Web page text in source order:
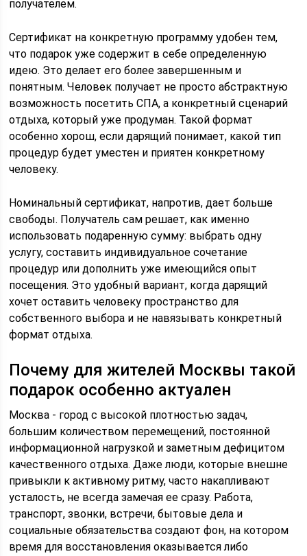
получателем.
Сертификат на конкретную программу удобен тем,
что подарок уже содержит в себе определенную
идею. Это делает его более завершенным и
понятным. Человек получает не просто абстрактную
возможность посетить СПА, а конкретный сценарий
отдыха, который уже продуман. Такой формат
особенно хорош, если дарящий понимает, какой тип
процедур будет уместен и приятен конкретному
человеку.
Номинальный сертификат, напротив, дает больше
свободы. Получатель сам решает, как именно
использовать подаренную сумму: выбрать одну
услугу, составить индивидуальное сочетание
процедур или дополнить уже имеющийся опыт
посещения. Это удобный вариант, когда дарящий
хочет оставить человеку пространство для
собственного выбора и не навязывать конкретный
формат отдыха.
Почему для жителей Москвы такой
подарок особенно актуален
Москва - город с высокой плотностью задач,
большим количеством перемещений, постоянной
информационной нагрузкой и заметным дефицитом
качественного отдыха. Даже люди, которые внешне
привыкли к активному ритму, часто накапливают
усталость, не всегда замечая ее сразу. Работа,
транспорт, звонки, встречи, бытовые дела и
социальные обязательства создают фон, на котором
время для восстановления оказывается либо